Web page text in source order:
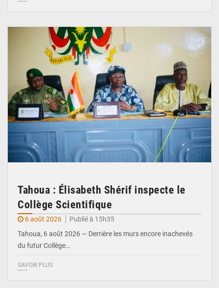
Tahoua : Élisabeth Shérif inspecte le
Collège Scientifique
6 août 2026
Publié à 15h35
Tahoua, 6 août 2026 — Derrière les murs encore inachevés
du futur Collège…
SAVOIR PLUS